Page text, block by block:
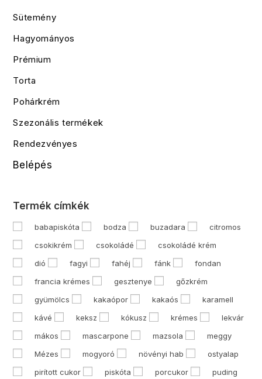
Sütemény
Hagyományos
Prémium
Torta
Pohárkrém
Szezonális termékek
Rendezvényes
Belépés
Termék címkék
babapiskóta bodza buzadara
citromos
csokikrém
csokoládé
csokoládé krém
dió
fagyi fahéj fánk
fondan
francia krémes
gesztenye
gőzkrém
gyümölcs
kakaópor kakaós
karamell
kávé
keksz kókusz krémes
lekvár
mákos
mascarpone mazsola
meggy
Mézes
mogyoró növényi hab
ostyalap
pirított cukor
piskóta porcukor
puding